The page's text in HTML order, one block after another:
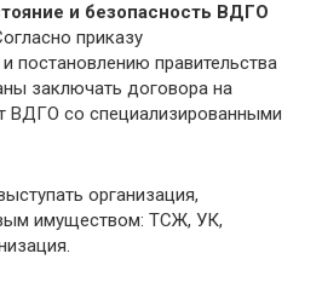
и безопасность ВДГО
приказу
постановлению правительства
заключать договора на
ВДГО со специализированными
организация,
имуществом: ТСЖ, УК,